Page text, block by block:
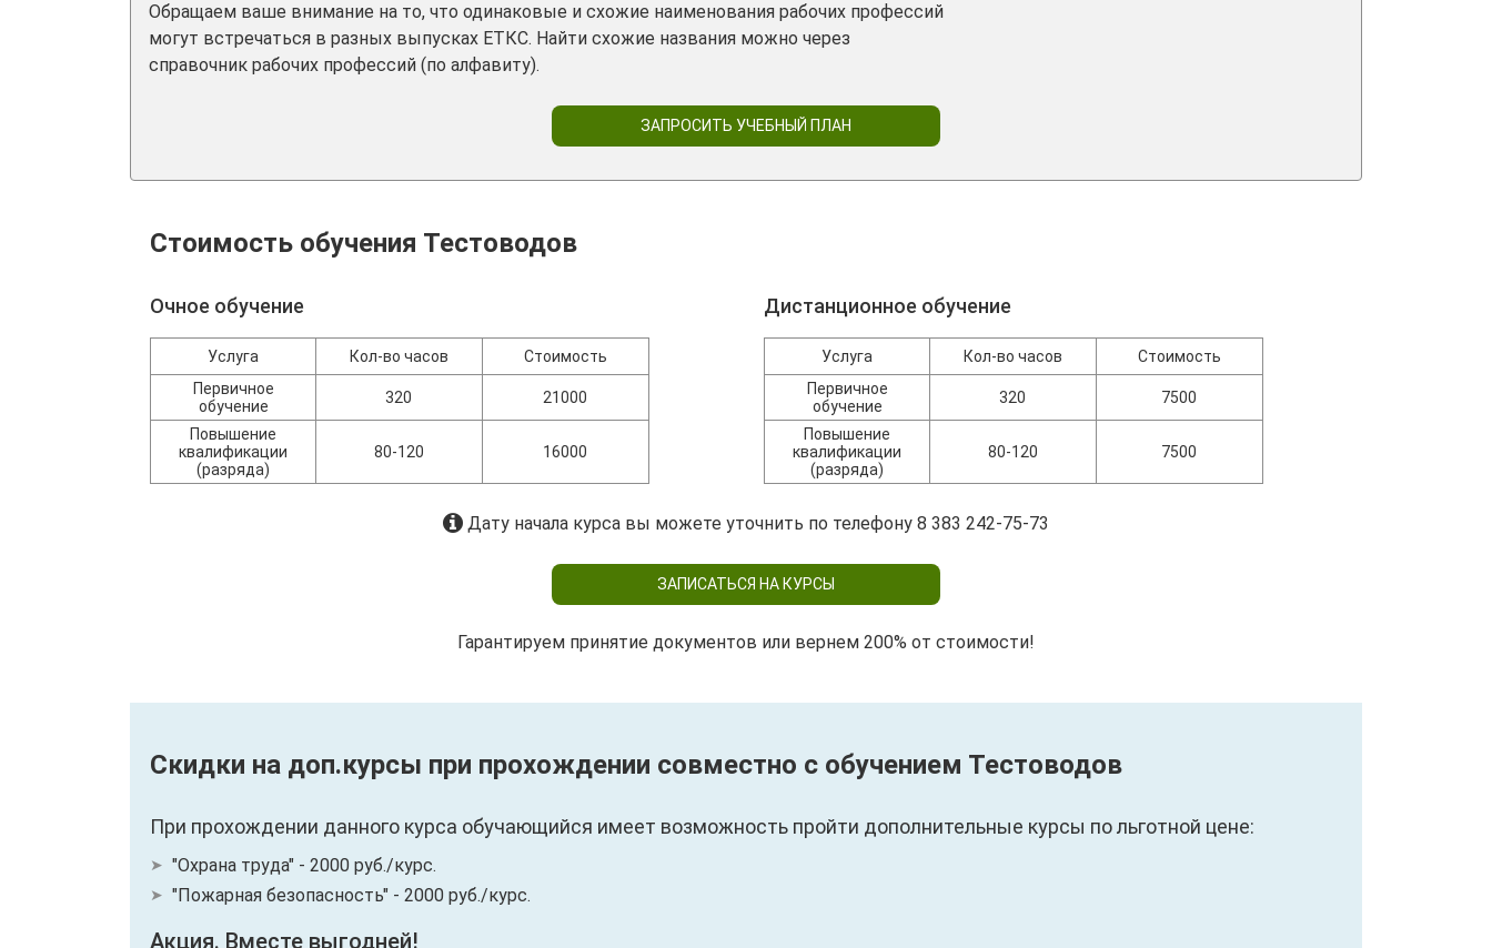
Обращаем ваше внимание на то, что одинаковые и схожие наименования рабочих профессий
могут встречаться в разных выпусках ЕТКС. Найти схожие названия можно через
справочник рабочих профессий (по алфавиту).
ЗАПРОСИТЬ УЧЕБНЫЙ ПЛАН
Стоимость обучения Тестоводов
Очное обучение
Услуга Кол-во часов
Стоимость
Первичное
обучение
320 21000
Повышение
квалификации
(разряда)
80-120 16000
Дистанционное обучение
Услуга Кол-во часов
Стоимость
Первичное
обучение
320 7500
Повышение
квалификации
(разряда)
80-120 7500
Дату начала курса вы можете уточнить по телефону 8 383 242-75-73
ЗАПИСАТЬСЯ НА КУРСЫ
Гарантируем принятие документов или вернем 200% от стоимости!
Скидки на доп.курсы при прохождении совместно с обучением Тестоводов
При прохождении данного курса обучающийся имеет возможность пройти дополнительные курсы по льготной цене:
"Охрана труда" - 2000 руб./курс.
"Пожарная безопасность" - 2000 руб./курс.
Акция. Вместе выгодней!